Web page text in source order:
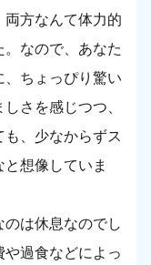
両方なんて体力的
なので、あなた
、ちょっぴり驚い
さを感じつつ、
、少なからずス
想像していま
は休息なのでし
や過食などによっ